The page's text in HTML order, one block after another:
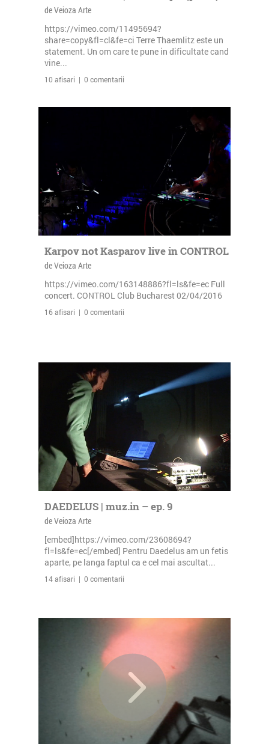
de Veioza Arte
https://vimeo.com/11495694?
share=copy&fl=cl&fe=ci Terre Thaemlitz este un
statement. Un om care te pune in dificultate cand
vine...
10 afisari | 0 comentarii
Karpov not Kasparov live in CONTROL
de Veioza Arte
https://vimeo.com/163148886?fl=ls&fe=ec Full
concert. CONTROL Club Bucharest 02/04/2016
16 afisari | 0 comentarii
DAEDELUS | muz.in – ep. 9
de Veioza Arte
[embed]https://vimeo.com/23608694?
fl=ls&fe=ec[/embed] Pentru Daedelus am un fetis
aparte, pe langa faptul ca e cel mai ascultat...
14 afisari | 0 comentarii